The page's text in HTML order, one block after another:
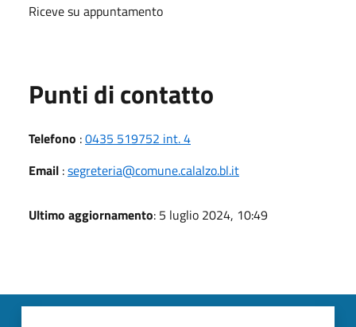
Riceve su appuntamento
Punti di contatto
Telefono :0435 519752 int. 4
Email :segreteria@comune.calalzo.bl.it
Ultimo aggiornamento: 5 luglio 2024, 10:49